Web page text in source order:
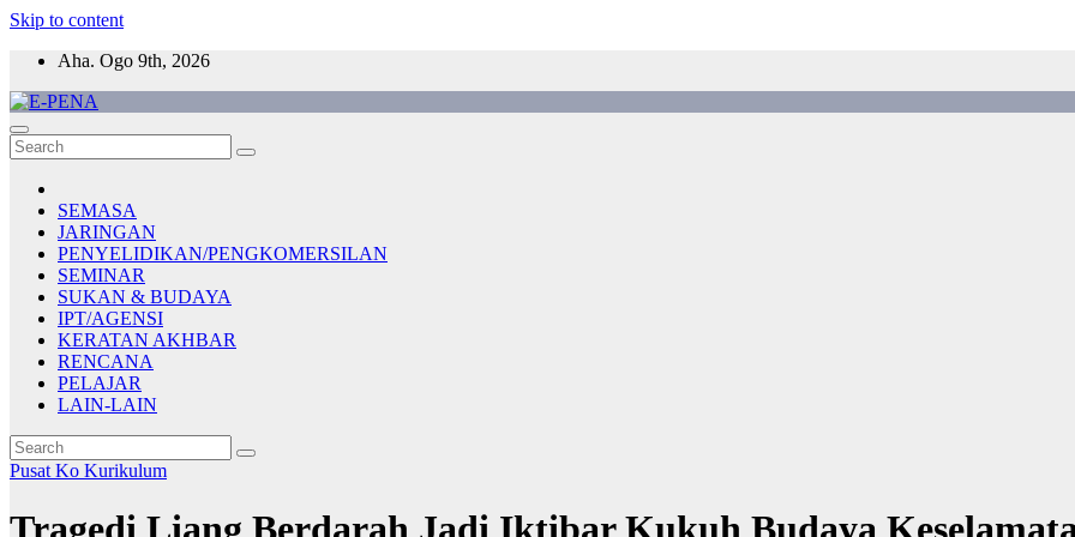
Skip to content
Aha. Ogo 9th, 2026
E-PENA
Berita Digital Terkini
SEMASA
JARINGAN
PENYELIDIKAN/PENGKOMERSILAN
SEMINAR
SUKAN & BUDAYA
IPT/AGENSI
KERATAN AKHBAR
RENCANA
PELAJAR
LAIN-LAIN
Pusat Ko Kurikulum